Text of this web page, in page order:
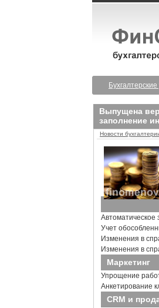
Бухгалтерские
Выпущена
заполнение
Новости
Учет
Изменения в
Изменения в
Маркетинг
Упрощение
Анкетирование
CRM и